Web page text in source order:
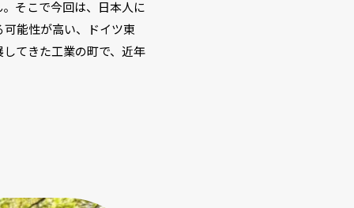
そこで今回は、日本人に
能性が高い、ドイツ東
てきた工業の町で、近年